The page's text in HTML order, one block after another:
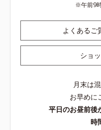
午前9
よくあるご
ショ
月末は
お早めに
平日のお昼前後
時